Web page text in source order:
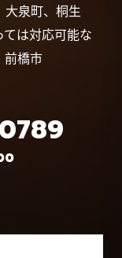
泉町、桐生
は対応可能な
前橋市